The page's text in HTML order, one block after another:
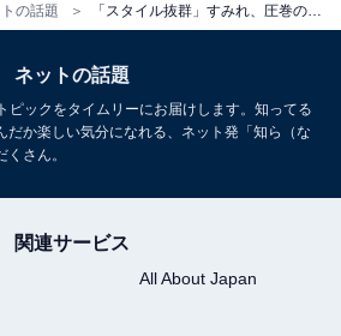
の話題
ネットの話題
ピックをタイムリーにお届けします。知ってる
だか楽しい気分になれる、ネット発「知ら（な
さん。
関連サービス
All About Japan